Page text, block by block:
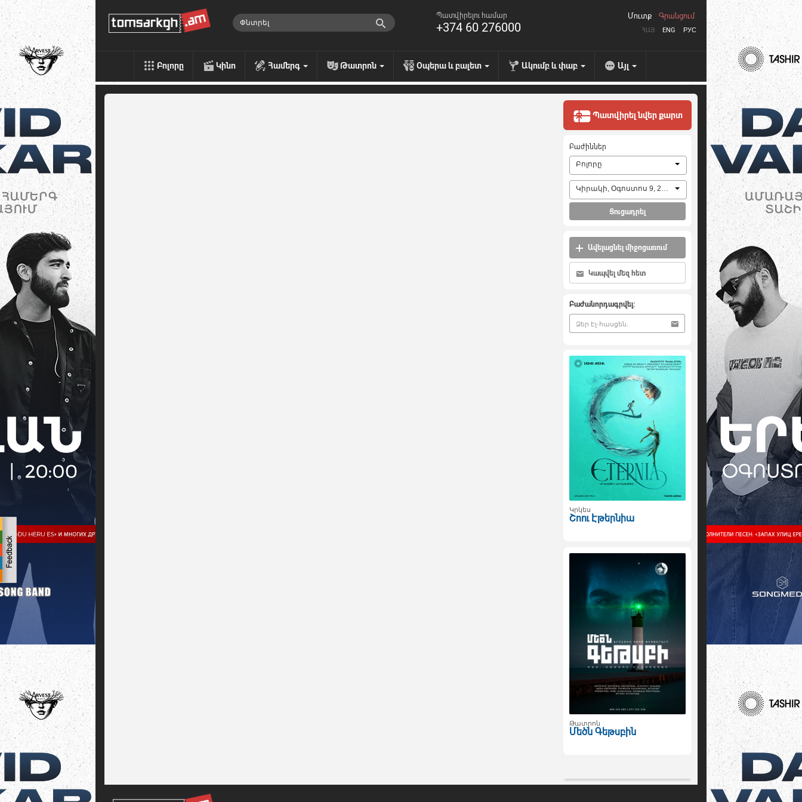
Պատվիրելու համար
+374 60 276000 ՀԱՅ ENG РУС
Մուտք Գրանցում
Բոլորը Կինո Համերգ Թատրոն Օպերա և բալետ Ակումբ և փաբ Այլ
Պատվիրել նվեր քարտ
Բաժիններ
Բոլորը
Կիրակի, Օգոստոս 9, 2026
Ցուցադրել
Ավելացնել միջոցառում
Կապվել մեզ հետ
Բաժանորդագրվել:
Կրկես
Շոու Էթերնիա
Թատրոն
Մեծն Գեթսբին